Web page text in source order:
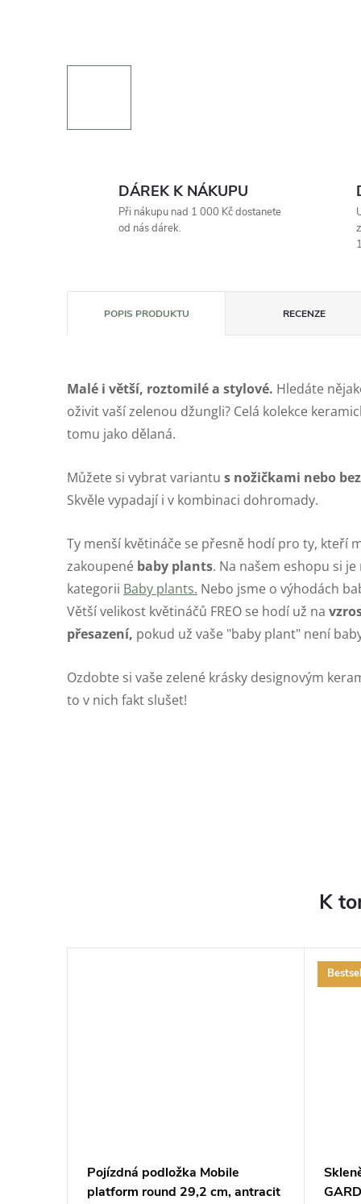
DÁREK K NÁKUPU
Při nákupu nad 1 000 Kč dostanete
od nás dárek.
POPIS PRODUKTU RECENZE
Malé i větší, roztomilé a stylové. Hledáte
oživit vaší zelenou džungli? Celá kolekce
tomu jako dělaná.
Můžete si vybrat variantu s nožičkami nebo
Skvěle vypadají i v kombinaci dohromady.
Ty menší květináče se přesně hodí pro ty, kteří
zakoupené baby plants. Na našem eshopu si
kategorii Baby plants. Nebo jsme o výhodách
Větší velikost květináčů FREO se hodí už na
přesazení, pokud už vaše "baby plant" není
Ozdobte si vaše zelené krásky designovým
to v nich fakt slušet!
K
Pojízdná podložka Mobile
platform round 29,2 cm, antracit